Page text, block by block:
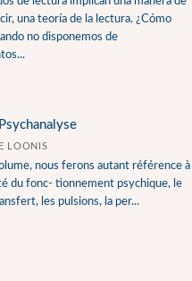
una teoría de la lectura. ¿Cómo
no disponemos de
LOONIS
nous ferons autant référence à
du fonc- tionnement psychique, le
les pulsions, la per...